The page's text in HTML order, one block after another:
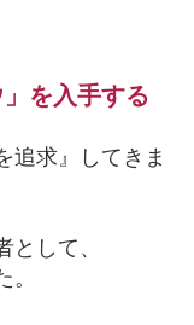
を入手する
追求』してきま
して、